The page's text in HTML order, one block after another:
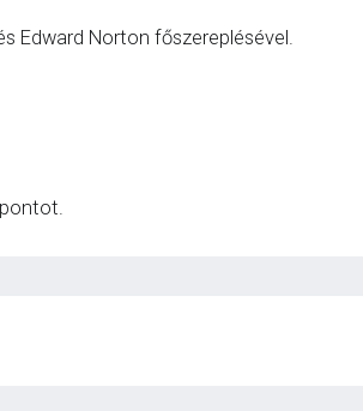
Edward Norton főszereplésével.